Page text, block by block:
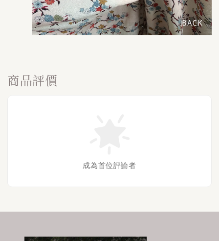
商品評價
成為首位評論者